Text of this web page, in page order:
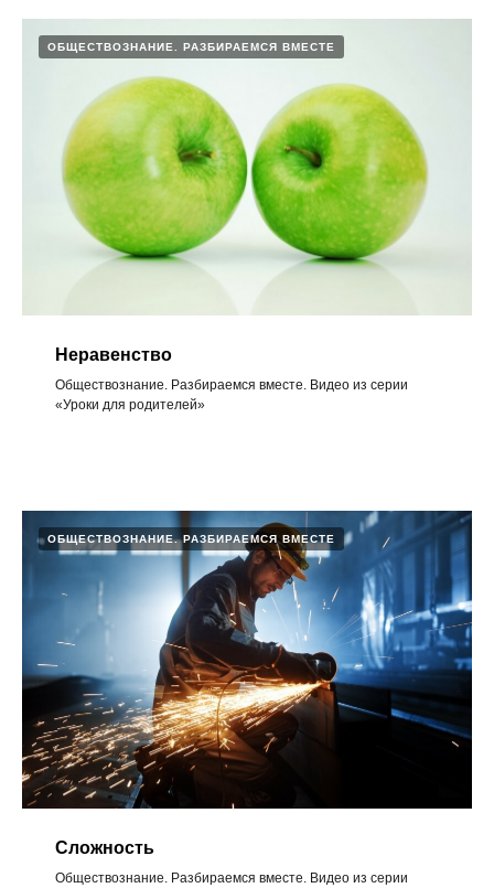
ОБЩЕСТВОЗНАНИЕ. РАЗБИРАЕМСЯ ВМЕСТЕ
Неравенство
Обществознание. Разбираемся вместе. Видео из серии
«Уроки для родителей»
ОБЩЕСТВОЗНАНИЕ. РАЗБИРАЕМСЯ ВМЕСТЕ
Сложность
Обществознание. Разбираемся вместе. Видео из серии